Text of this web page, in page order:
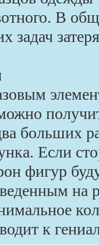
В
задач
больших
Если
фигур
на
к